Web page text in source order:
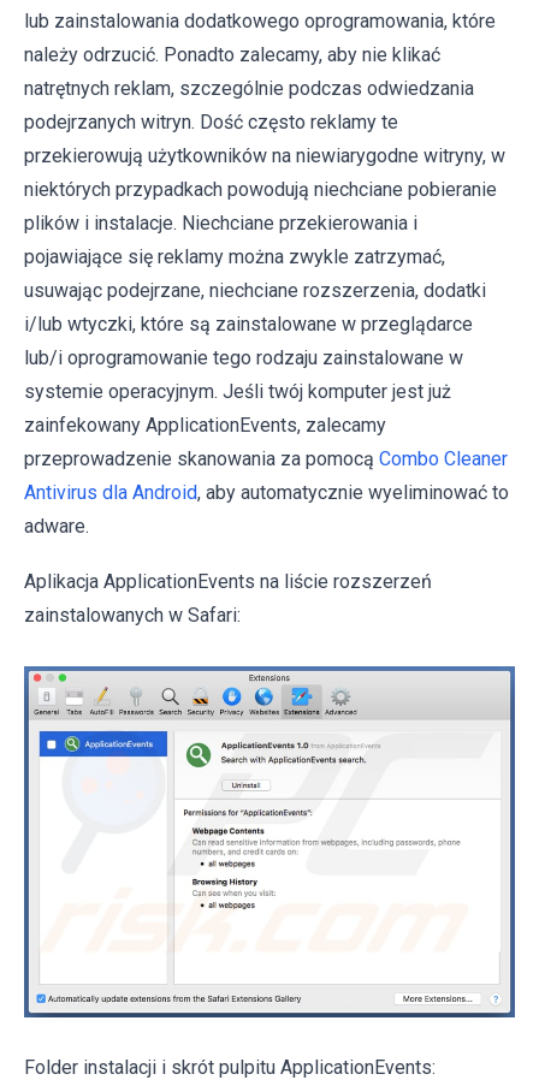
lub zainstalowania dodatkowego oprogramowania, które
należy odrzucić. Ponadto zalecamy, aby nie klikać
natrętnych reklam, szczególnie podczas odwiedzania
podejrzanych witryn. Dość często reklamy te
przekierowują użytkowników na niewiarygodne witryny, w
niektórych przypadkach powodują niechciane pobieranie
plików i instalacje. Niechciane przekierowania i
pojawiające się reklamy można zwykle zatrzymać,
usuwając podejrzane, niechciane rozszerzenia, dodatki
i/lub wtyczki, które są zainstalowane w przeglądarce
lub/i oprogramowanie tego rodzaju zainstalowane w
systemie operacyjnym. Jeśli twój komputer jest już
zainfekowany ApplicationEvents, zalecamy
przeprowadzenie skanowania za pomocą Combo Cleaner
Antivirus dla Android, aby automatycznie wyeliminować to
adware.
Aplikacja ApplicationEvents na liście rozszerzeń
zainstalowanych w Safari:
Folder instalacji i skrót pulpitu ApplicationEvents: